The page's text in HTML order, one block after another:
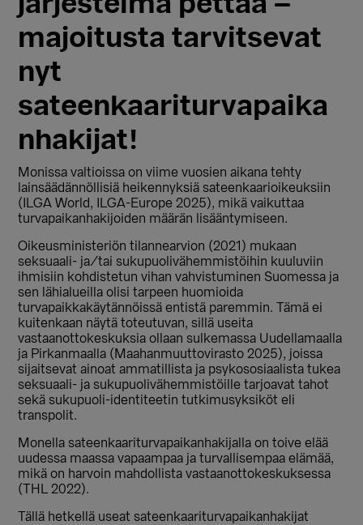
majoitusta tarvitsevat
nyt
sateenkaariturvapaika
nhakijat!
Monissa valtioissa on viime vuosien aikana tehty
lainsäädännöllisiä heikennyksiä sateenkaarioikeuksiin
(ILGA World, ILGA-Europe 2025), mikä vaikuttaa
turvapaikanhakijoiden määrän lisääntymiseen.
Oikeusministeriön tilannearvion (2021) mukaan
seksuaali- ja/tai sukupuolivähemmistöihin kuuluviin
ihmisiin kohdistetun vihan vahvistuminen Suomessa ja
sen lähialueilla olisi tarpeen huomioida
turvapaikkakäytännöissä entistä paremmin. Tämä ei
kuitenkaan näytä toteutuvan, sillä useita
vastaanottokeskuksia ollaan sulkemassa Uudellamaalla
ja Pirkanmaalla (Maahanmuuttovirasto 2025), joissa
sijaitsevat ainoat ammatillista ja psykososiaalista tukea
seksuaali- ja sukupuolivähemmistöille tarjoavat tahot
sekä sukupuoli-identiteetin tutkimusyksiköt eli
transpolit.
Monella sateenkaariturvapaikanhakijalla on toive elää
uudessa maassa vapaampaa ja turvallisempaa elämää,
mikä on harvoin mahdollista vastaanottokeskuksessa
(THL 2022).
Tällä hetkellä useat sateenkaariturvapaikanhakijat